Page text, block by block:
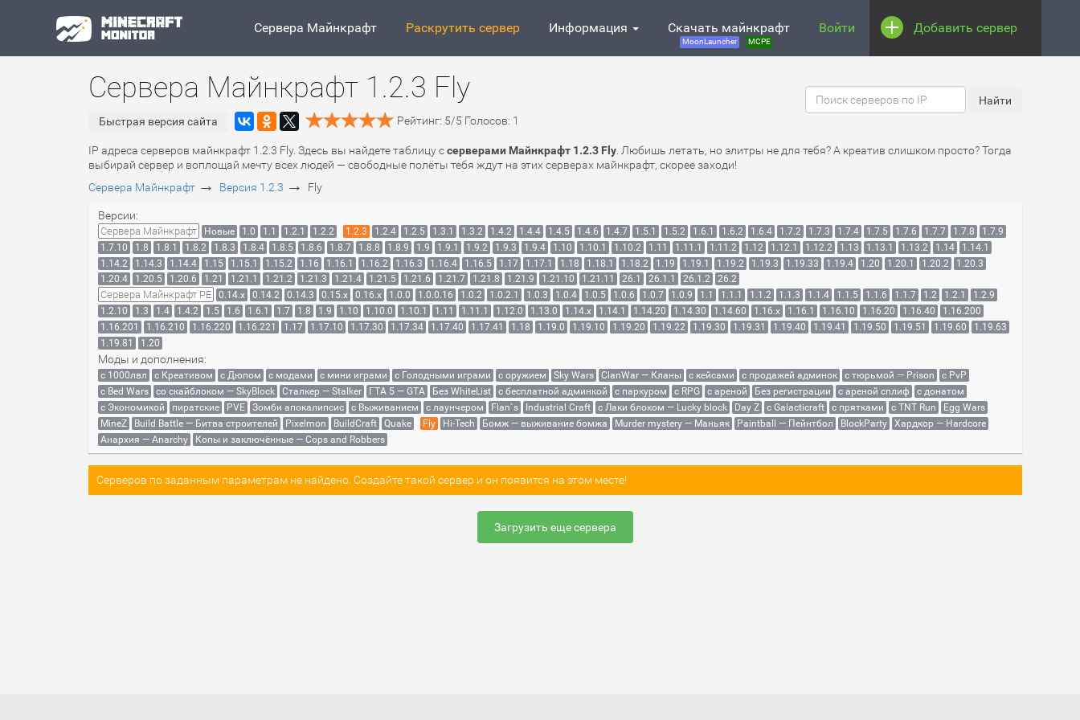
Сервера Майнкрафт Раскрутить сервер Информация Скачать майнкрафт
MoonLauncher MCPE
Войти Добавить сервер
Сервера Майнкрафт 1.2.3 Fly
Быстрая версия сайта Рейтинг: 5/5 Голосов: 1
IP адреса серверов майнкрафт 1.2.3 Fly. Здесь вы найдете таблицу ссерверами Майнкрафт 1.2.3 Fly . Любишь летать, но элитры не для тебя? А креатив слишком просто? Тогда
выбирай сервер и воплощай мечту всех людей — свободные полёты тебя ждут на этих серверах майнкрафт, скорее заходи!
Сервера Майнкрафт → Версия 1.2.3 → Fly
Версии:
Сервера Майнкрафт Новые 1.0 1.1 1.2.1 1.2.2 1.2.3 1.2.4 1.2.5 1.3.1 1.3.2 1.4.2 1.4.4 1.4.5 1.4.6 1.4.7 1.5.1 1.5.2 1.6.1 1.6.2 1.6.4 1.7.2 1.7.3 1.7.4 1.7.5 1.7.6 1.7.7 1.7.8
1.7.9
1.7.10
1.8 1.8.1 1.8.2 1.8.3 1.8.4 1.8.5 1.8.6 1.8.7 1.8.8 1.8.9 1.9 1.9.1 1.9.2 1.9.3 1.9.4 1.10 1.10.1 1.10.2 1.11 1.11.1 1.11.2 1.12 1.12.1 1.12.2 1.13 1.13.1 1.13.2 1.14
1.14.1
1.14.2
1.14.3 1.14.4 1.15 1.15.1 1.15.2 1.16 1.16.1 1.16.2 1.16.3 1.16.4 1.16.5 1.17 1.17.1 1.18 1.18.1 1.18.2 1.19 1.19.1 1.19.2 1.19.3 1.19.33 1.19.4 1.20 1.20.1 1.20.2
1.20.3
1.20.4
1.20.5 1.20.6 1.21 1.21.1 1.21.2 1.21.3 1.21.4 1.21.5 1.21.6 1.21.7 1.21.8 1.21.9 1.21.10 1.21.11 26.1 26.1.1 26.1.2 26.2
Сервера Майнкрафт PE 0.14.x 0.14.2 0.14.3 0.15.x 0.16.x 1.0.0 1.0.0.16 1.0.2 1.0.2.1 1.0.3 1.0.4 1.0.5 1.0.6 1.0.7 1.0.9 1.1 1.1.1 1.1.2 1.1.3 1.1.4 1.1.5 1.1.6 1.1.7 1.2 1.2.1
1.2.9
1.2.10
1.3 1.4 1.4.2 1.5 1.6 1.6.1 1.7 1.8 1.9 1.10 1.10.0 1.10.1 1.11 1.11.1 1.12.0 1.13.0 1.14.x 1.14.1 1.14.20 1.14.30 1.14.60 1.16.x 1.16.1 1.16.10 1.16.20 1.16.40
1.16.200
1.16.201
1.16.210 1.16.220 1.16.221 1.17 1.17.10 1.17.30 1.17.34 1.17.40 1.17.41 1.18 1.19.0 1.19.10 1.19.20 1.19.22 1.19.30 1.19.31 1.19.40 1.19.41 1.19.50 1.19.51 1.19.60
1.19.63
1.19.81
1.20
Моды и дополнения:
с 1000лвл c Креативом с Дюпом с модами с мини играми с Голодными играми с оружием Sky Wars ClanWar — Кланы с кейсами с продажей админок с тюрьмой — Prison
с PvP
с Bed Wars
со скайблоком — SkyBlock Сталкер — Stalker ГТА 5 — GTA Без WhiteList с бесплатной админкой с паркуром с RPG с ареной Без регистрации с ареной сплиф
с донатом
с Экономикой
пиратские PVE Зомби апокалипсис с Выживанием с лаунчером Flan`s Industrial Craft с Лаки блоком — Lucky block Day Z с Galacticraft с прятками с TNT Run
Egg Wars
MineZ
Build Battle — Битва строителей Pixelmon BuildCraft Quake Fly Hi-Tech Бомж — выживание бомжа Murder mystery — Маньяк Paintball — Пейнтбол BlockParty
Хардкор — Hardcore
Анархия — Anarchy
Копы и заключённые — Cops and Robbers
Серверов по заданным параметрам не найдено. Создайте такой сервер и он появится на этом месте!
Загрузить еще сервера